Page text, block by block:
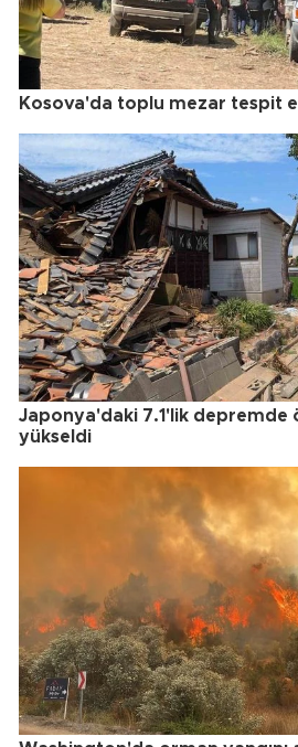
Kosova'da toplu mezar tespit
Japonya'daki 7.1'lik depremde
yükseldi